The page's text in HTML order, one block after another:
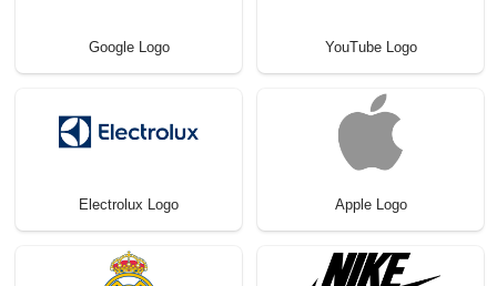
Google Logo YouTube Logo
Electrolux Logo Apple Logo